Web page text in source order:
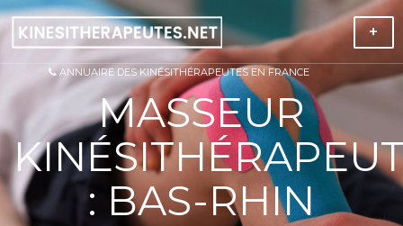
+
ANNUAIRE DES KINÉSITHÉRAPEUTES EN FRANCE
MASSEUR
: BAS-RHIN